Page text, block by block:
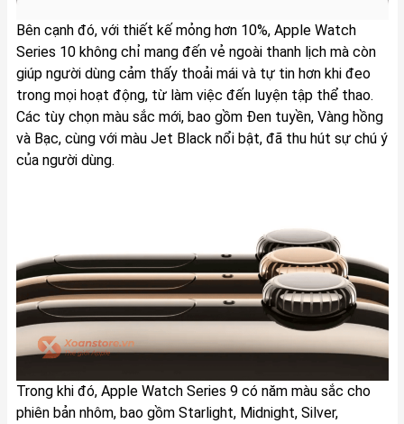
Bên cạnh đó, với thiết kế mỏng hơn 10%, Apple Watch
Series 10 không chỉ mang đến vẻ ngoài thanh lịch mà còn
giúp người dùng cảm thấy thoải mái và tự tin hơn khi đeo
trong mọi hoạt động, từ làm việc đến luyện tập thể thao.
Các tùy chọn màu sắc mới, bao gồm Đen tuyền, Vàng hồng
và Bạc, cùng với màu Jet Black nổi bật, đã thu hút sự chú ý
của người dùng.
Trong khi đó, Apple Watch Series 9 có năm màu sắc cho
phiên bản nhôm, bao gồm Starlight, Midnight, Silver,